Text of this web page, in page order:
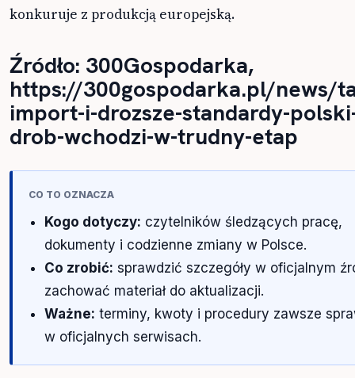
konkuruje z produkcją europejską.
Źródło: 300Gospodarka,
https://300gospodarka.pl/news/
import-i-drozsze-standardy-
drob-wchodzi-w-trudny-etap
CO TO OZNACZA
Kogo dotyczy: czytelników śledzących pracę,
dokumenty i codzienne zmiany w Polsce.
Co zrobić: sprawdzić szczegóły w oficjalnym
zachować materiał do aktualizacji.
Ważne: terminy, kwoty i procedury zawsze
w oficjalnych serwisach.